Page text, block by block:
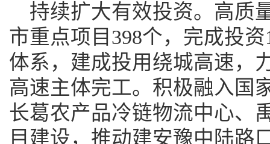
持续扩大有效投资。高质
市重点项目398个，完成投
体系，建成投用绕城高速，
高速主体完工。积极融入国
长葛农产品冷链物流中心、
目建设，推动建安豫中陆路